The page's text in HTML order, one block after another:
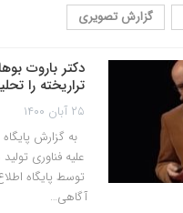
گزارش تصویری
دکتر باروت
تراریخته را
۲۵ آبان ۱۴۰۰
به گزارش
توسط پایگاه
آگاهی…